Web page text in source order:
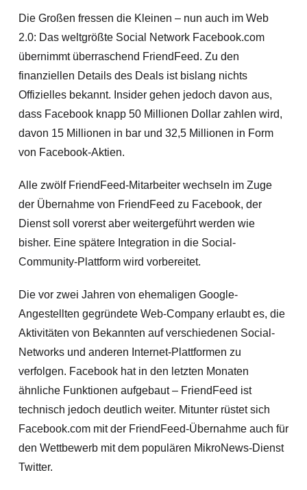
Die Großen fressen die Kleinen – nun auch im Web
2.0: Das weltgrößte Social Network Facebook.com
übernimmt überraschend FriendFeed. Zu den
finanziellen Details des Deals ist bislang nichts
Offizielles bekannt. Insider gehen jedoch davon aus,
dass Facebook knapp 50 Millionen Dollar zahlen wird,
davon 15 Millionen in bar und 32,5 Millionen in Form
von Facebook-Aktien.
Alle zwölf FriendFeed-Mitarbeiter wechseln im Zuge
der Übernahme von FriendFeed zu Facebook, der
Dienst soll vorerst aber weitergeführt werden wie
bisher. Eine spätere Integration in die Social-
Community-Plattform wird vorbereitet.
Die vor zwei Jahren von ehemaligen Google-
Angestellten gegründete Web-Company erlaubt es, die
Aktivitäten von Bekannten auf verschiedenen Social-
Networks und anderen Internet-Plattformen zu
verfolgen. Facebook hat in den letzten Monaten
ähnliche Funktionen aufgebaut – FriendFeed ist
technisch jedoch deutlich weiter. Mitunter rüstet sich
Facebook.com mit der FriendFeed-Übernahme auch für
den Wettbewerb mit dem populären MikroNews-Dienst
Twitter.